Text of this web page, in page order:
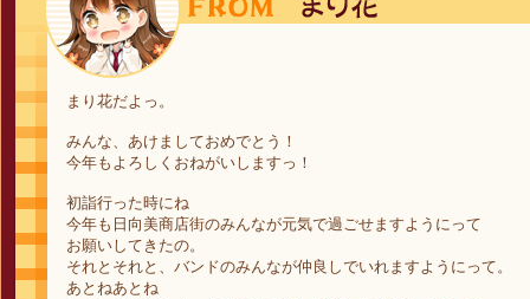
まり花だよっ。
みんな、あけましておめでとう！
今年もよろしくおねがいしますっ！
初詣行った時にね
今年も日向美商店街のみんなが元気で過ごせますようにって
お願いしてきたの。
それとそれと、バンドのみんなが仲良しでいれますようにって。
あとねあとね